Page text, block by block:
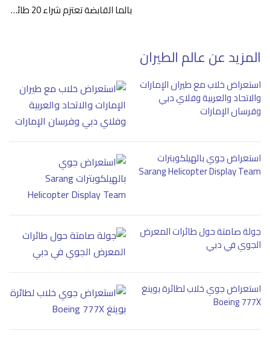
بالما القابضة تعتزم شراء 20 طائرة داش 8-400 من دي هافيلاند كندا
المزيد عن عالم الطيران
استعراض خلاب مع طيران الإمارات
والاتحاد والعربية وفلاي دبي
وفرسان الإمارات
استعراض جوي بالهيلكوبترات
Sarang Helicopter Display Team
جولة صامتة حول طائرات المعرض
الجوي في دبي
استعراض جوي خلاب لطائرة بوينغ
Boeing 777X